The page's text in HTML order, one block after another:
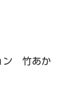
ン 竹あか